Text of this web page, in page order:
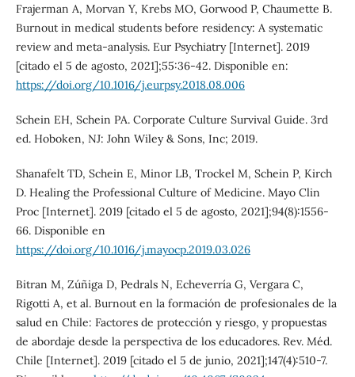
Frajerman A, Morvan Y, Krebs MO, Gorwood P, Chaumette B.
Burnout in medical students before residency: A systematic
review and meta-analysis. Eur Psychiatry [Internet]. 2019
[citado el 5 de agosto, 2021];55:36-42. Disponible en:
https://doi.org/10.1016/j.eurpsy.2018.08.006
Schein EH, Schein PA. Corporate Culture Survival Guide. 3rd
ed. Hoboken, NJ: John Wiley & Sons, Inc; 2019.
Shanafelt TD, Schein E, Minor LB, Trockel M, Schein P, Kirch
D. Healing the Professional Culture of Medicine. Mayo Clin
Proc [Internet]. 2019 [citado el 5 de agosto, 2021];94(8):1556-
66. Disponible en
https://doi.org/10.1016/j.mayocp.2019.03.026
Bitran M, Zúñiga D, Pedrals N, Echeverría G, Vergara C,
Rigotti A, et al. Burnout en la formación de profesionales de la
salud en Chile: Factores de protección y riesgo, y propuestas
de abordaje desde la perspectiva de los educadores. Rev. Méd.
Chile [Internet]. 2019 [citado el 5 de junio, 2021];147(4):510-7.